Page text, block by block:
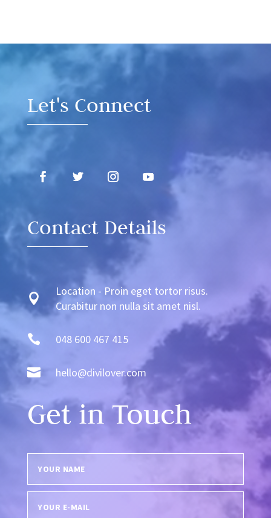
Video
Player
Let's Connect
Contact Details

Location - Proin eget tortor risus.
Curabitur non nulla sit amet nisl.
 048 600 467 415
 hello@divilover.com
Get in Touch